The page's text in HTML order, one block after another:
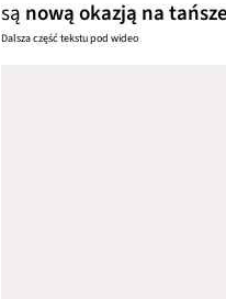
są nową okazją na
Dalsza część tekstu pod wideo